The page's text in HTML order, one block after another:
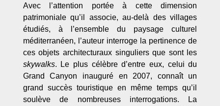
Avec l’attention portée à cette dimension
patrimoniale qu’il associe, au-delà des villages
étudiés, à l’ensemble du paysage culturel
méditerranéen, l’auteur interroge la pertinence de
ces objets architecturaux singuliers que sont les
skywalks. Le plus célèbre d’entre eux, celui du
Grand Canyon inauguré en 2007, connaît un
grand succès touristique en même temps qu’il
soulève de nombreuses interrogations. La